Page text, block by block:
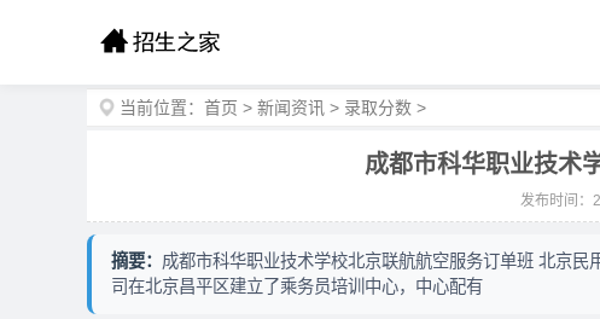
当前位置： 首页 > 新闻资讯 > 录取分数 >
成都市科华职业技术
发布时间：
摘要： 成都市科华职业技术学校北京联航航空服务订单班 北京
司在北京昌平区建立了乘务员培训中心，中心配有